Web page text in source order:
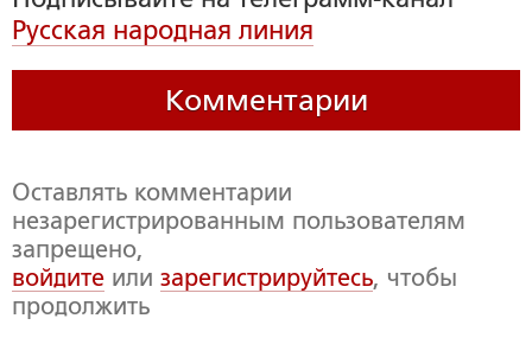
Русская народная линия
Комментарии
Оставлять комментарии
незарегистрированным пользователям
запрещено,
войдите или зарегистрируйтесь, чтобы
продолжить